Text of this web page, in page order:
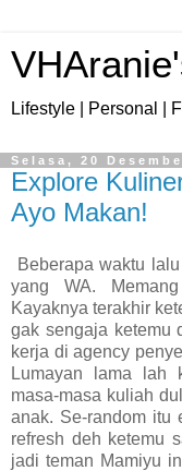
Lifestyle | Personal |
Selasa, 20
Explore
Ayo Makan!
Beberapa waktu
yang WA.
Kayaknya terakhir
gak sengaja ketemu
kerja di agency
Lumayan lama lah
masa-masa kuliah
anak. Se-random itu
refresh deh ketemu
jadi teman Mamiyu